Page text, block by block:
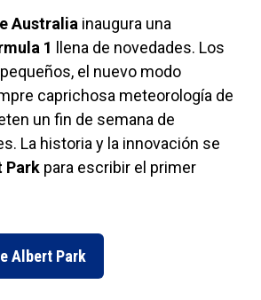
Australia inaugura una
1
llena de novedades. Los
el nuevo modo
caprichosa meteorología de
un fin de semana de
La historia y la innovación se
Park para escribir el primer
Albert Park